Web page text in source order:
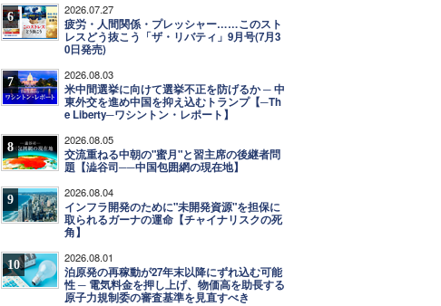
6 2026.07.27
疲労・人間関係・プレッシャー……このスト
レスどう抜こう「ザ・リバティ」9月号(7月3
0日発売)
7 2026.08.03
米中間選挙に向けて選挙不正を防げるか ─ 中
東外交を進め中国を抑え込むトランプ【─Th
e Liberty─ワシントン・レポート】
8 2026.08.05
交流重ねる中朝の"蜜月"と習主席の後継者問
題【澁谷司──中国包囲網の現在地】
9 2026.08.04
インフラ開発のために"未開発資源"を担保に
取られるガーナの運命【チャイナリスクの死
角】
10 2026.08.01
泊原発の再稼動が27年末以降にずれ込む可能
性 ─ 電気料金を押し上げ、物価高を助長する
原子力規制委の審査基準を見直すべき